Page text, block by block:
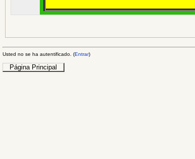
Usted no se ha autentificado. (Entrar)
Página Principal